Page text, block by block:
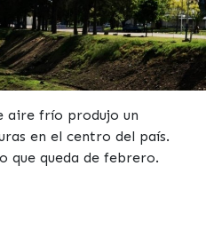
aire frío produjo un
en el centro del país.
que queda de febrero.